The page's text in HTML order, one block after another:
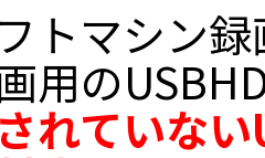
トマシン
用の
れていな